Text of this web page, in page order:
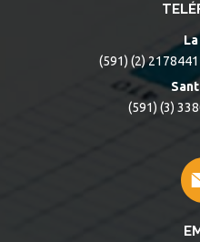
La
(591) (2)
(591) (3)